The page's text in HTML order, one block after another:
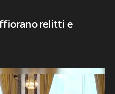
relitti e